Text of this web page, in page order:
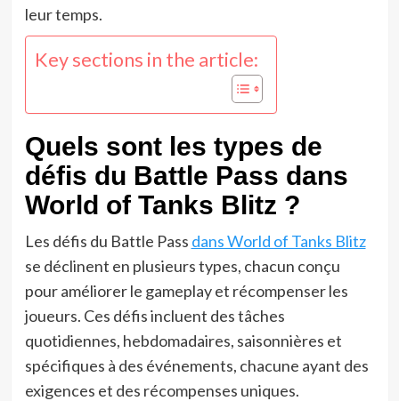
leur temps.
Key sections in the article:
Quels sont les types de
défis du Battle Pass dans
World of Tanks Blitz ?
Les défis du Battle Pass dans World of Tanks Blitz
se déclinent en plusieurs types, chacun conçu
pour améliorer le gameplay et récompenser les
joueurs. Ces défis incluent des tâches
quotidiennes, hebdomadaires, saisonnières et
spécifiques à des événements, chacune ayant des
exigences et des récompenses uniques.